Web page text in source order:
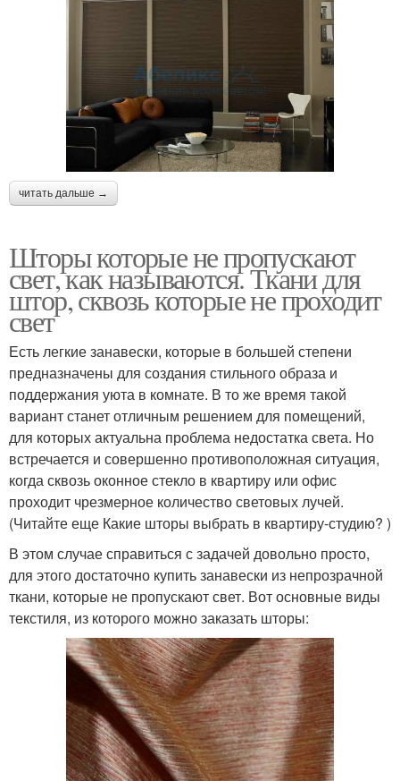
читать дальше →
Шторы которые не пропускают
свет, как называются. Ткани для
штор, сквозь которые не проходит
свет
Есть легкие занавески, которые в большей степени
предназначены для создания стильного образа и
поддержания уюта в комнате. В то же время такой
вариант станет отличным решением для помещений,
для которых актуальна проблема недостатка света. Но
встречается и совершенно противоположная ситуация,
когда сквозь оконное стекло в квартиру или офис
проходит чрезмерное количество световых лучей.
(Читайте еще Какие шторы выбрать в квартиру-студию? )
В этом случае справиться с задачей довольно просто,
для этого достаточно купить занавески из непрозрачной
ткани, которые не пропускают свет. Вот основные виды
текстиля, из которого можно заказать шторы: